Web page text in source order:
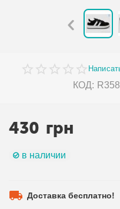
КОД:
430 грн
в наличии
Доставка бесплатно!